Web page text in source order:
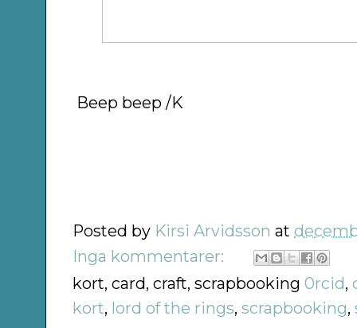
Beep beep /K
Posted by Kirsi Arvidsson at
Inga kommentarer:
kort, card, craft, scrapbooking0rcid,
kort, lord of the rings,scrapbooking,